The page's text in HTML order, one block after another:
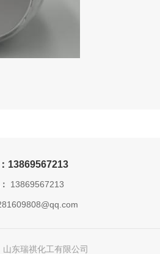
13869567213
13869567213
东瑞祺化工有限公司